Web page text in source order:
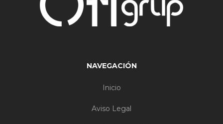
NAVEGACIÓN
Inicio
Aviso Legal